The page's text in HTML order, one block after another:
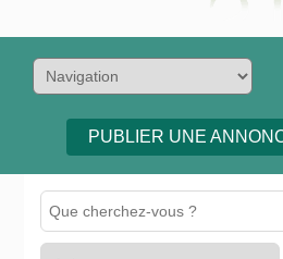
PUBLIER UNE